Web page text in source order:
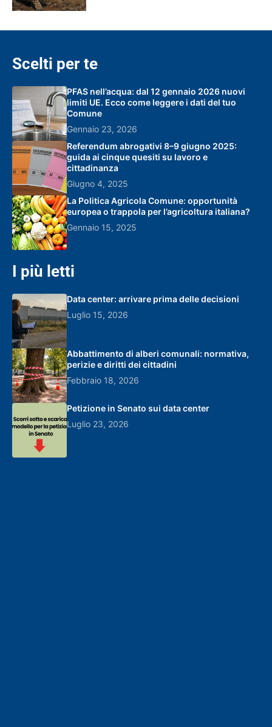
Scelti per te
PFAS nell’acqua: dal 12 gennaio 2026 nuovi
limiti UE. Ecco come leggere i dati del tuo
Comune
Gennaio 23, 2026
Referendum abrogativi 8–9 giugno 2025:
guida ai cinque quesiti su lavoro e
cittadinanza
Giugno 4, 2025
La Politica Agricola Comune: opportunità
europea o trappola per l’agricoltura italiana?
Gennaio 15, 2025
I più letti
Data center: arrivare prima delle decisioni
Luglio 15, 2026
Abbattimento di alberi comunali: normativa,
perizie e diritti dei cittadini
Febbraio 18, 2026
Petizione in Senato sui data center
Luglio 23, 2026